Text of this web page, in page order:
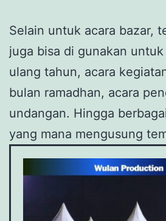
Selain untuk acara bazar,
juga bisa di gunakan untuk
ulang tahun, acara
bulan ramadhan, acara
undangan. Hingga
yang mana mengusung